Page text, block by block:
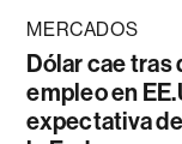
MERCADOS
Dólar cae tras
empleo en
expectativa